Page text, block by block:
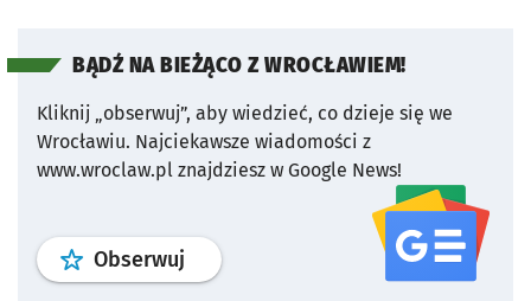
BĄDŹ NA BIEŻĄCO Z WROCŁAWIEM!
Kliknij „obserwuj”, aby wiedzieć, co dzieje się we
Wrocławiu. Najciekawsze wiadomości z
www.wroclaw.pl znajdziesz w Google News!
Obserwuj profil serwisu